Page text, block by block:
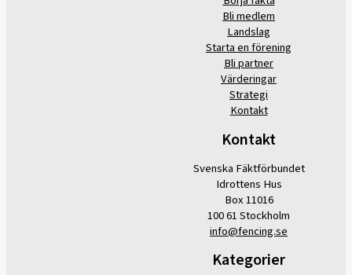
Bli medlem
Landslag
Starta en förening
Bli partner
Värderingar
Strategi
Kontakt
Kontakt
Svenska Fäktförbundet
Idrottens Hus
Box 11016
100 61 Stockholm
info@fencing.se
Kategorier